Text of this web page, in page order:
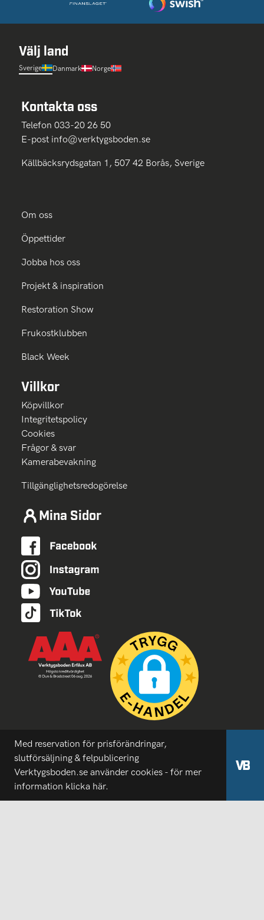
Välj land
Sverige Danmark Norge
Kontakta oss
Telefon 033-20 26 50
E-post info@verktygsboden.se
Källbäcksrydsgatan 1, 507 42 Borås, Sverige
Om oss
Öppettider
Jobba hos oss
Projekt & inspiration
Restoration Show
Frukostklubben
Black Week
Villkor
Köpvillkor
Integritetspolicy
Cookies
Frågor & svar
Kamerabevakning
Tillgänglighetsredogörelse
Mina Sidor
Med reservation för prisförändringar,
slutförsäljning & felpublicering
Verktygsboden.se använder cookies - för mer
information klicka här.